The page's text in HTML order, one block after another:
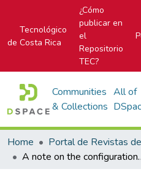
Tecnológico
de Costa Rica
¿Cómo
publicar en
el
Repositorio
TEC?
Communities
& Collections
All of
Home
A note on the